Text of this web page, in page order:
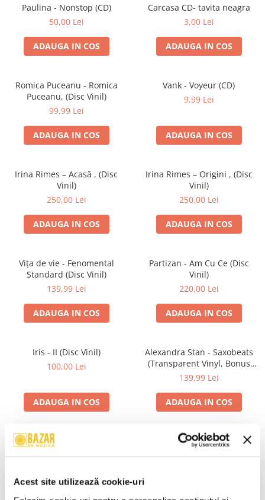
Acest site utilizează cookie-uri
Viniluri Românești
Colecția Electrecord
Paulina - Nonstop (CD)
50,00 Lei
ADAUGA IN COS
Carcasa CD- tavita neagra
3,00 Lei
ADAUGA IN COS
Romica Puceanu - Romica
Puceanu, (Disc Vinil)
99,99 Lei
ADAUGA IN COS
Vank - Voyeur (CD)
9,99 Lei
ADAUGA IN COS
Irina Rimes – Acasă , (Disc
Vinil)
250,00 Lei
ADAUGA IN COS
Irina Rimes – Origini , (Disc
Vinil)
250,00 Lei
ADAUGA IN COS
Vița de vie - Fenomental
Standard (Disc Vinil)
139,99 Lei
ADAUGA IN COS
Partizan - Am Cu Ce (Disc
Vinil)
220,00 Lei
ADAUGA IN COS
Iris - II (Disc Vinil)
100,00 Lei
ADAUGA IN COS
Alexandra Stan - Saxobeats
(Transparent Vinyl, Bonus
Tracks) ) (Disc Vinil)
139,99 Lei
ADAUGA IN COS
Unknown Artist - Povești ,
R.E.M. - Monster , (CD)